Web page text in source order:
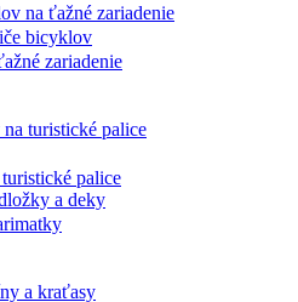
na ťažné zariadenie
bicyklov
zariadenie
turistické palice
palice
a deky
a kraťasy